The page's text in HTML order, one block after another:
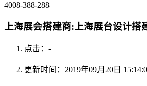
4008-388-288
上海展会搭建商:上海展台设计搭
点击： -
更新时间：2019年09月20日